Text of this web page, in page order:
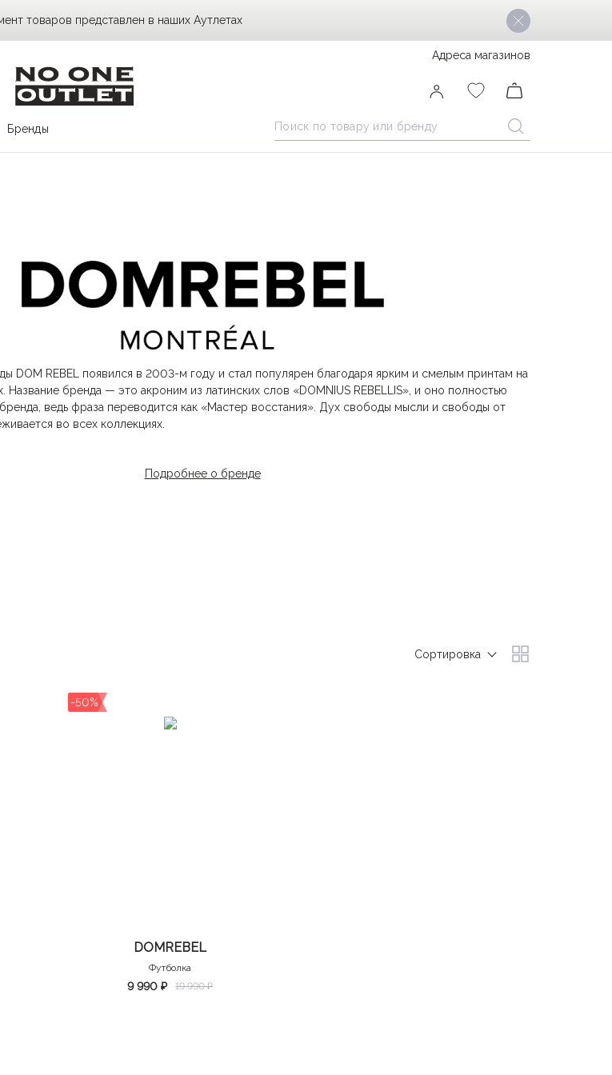
DOM REBEL появился в 2003-м году и стал популярен благодаря ярким и смелым принтам на
Название бренда — это акроним из латинских слов «DOMNIUS REBELLIS», и оно полностью
ведь фраза переводится как «Мастер восстания». Дух свободы мысли и свободы от
во всех коллекциях.
душу и мастерство, поэтому качество и уникальность стоят на первом месте при
Подробнее о бренде
Сортировка
-50%
DOMREBEL
Футболка
9 990 ₽ 19 990 ₽
товаров представлен в наших Аутлетах
Адреса магазинов
Бренды